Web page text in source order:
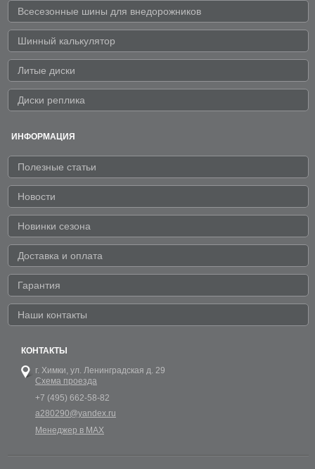
Всесезонные шины для внедорожников
Шинный калькулятор
Литые диски
Диски реплика
ИНФОРМАЦИЯ
Полезные статьи
Новости
Новинки сезона
Доставка и оплата
Гарантия
Наши контакты
КОНТАКТЫ
г. Химки, ул. Ленинградская д. 29
Схема проезда
+7 (495) 662-58-82
a280290@yandex.ru
Менеджер в MAX